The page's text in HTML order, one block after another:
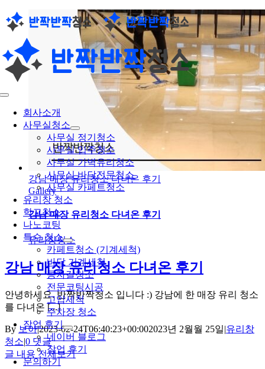
콘
텐
로
건
너
Toggle
Navigation회사소개
사무실청소
사무실 정기청소
사무실 입주청소
사무실 가벽유리청소
사무실 바닥전문청소
사무실 카페트청소
유리창 청소
학교청소
나노코팅
특수 청소
카페트청소 (기계세척)
바닥 기계세척
콩자갈청소
전문코팅시공
고압세척
주차장 청소
작업 후기
네이버 블로그
작업 후기
문의하기
강남 매장 유리청소 다녀온 후기
Gallery
강남 매장 유리청소 다녀온 후기
유리창청소
강남 매장 유리청소 다녀온 후기
안녕하세요. 반짝반짝청소 입니다 :) 강남에 한 매장 유리 청소
를 다녀온 [...]
By 보아|2023-02-24T06:40:23+00:002023년 2월월 25일|유리창
청소|0 댓글
글 내용 전체보기